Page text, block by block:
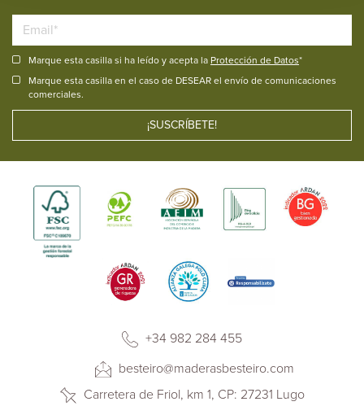
Marque esta casilla si ha leído y acepta la Protección de Datos*
Marque esta casilla en el caso de DESEAR el envío de comunicaciones
comerciales.
+34 982 284 455
besteiro@maderasbesteiro.com
Carretera de Friol, km 1, CP: 27231 Lugo